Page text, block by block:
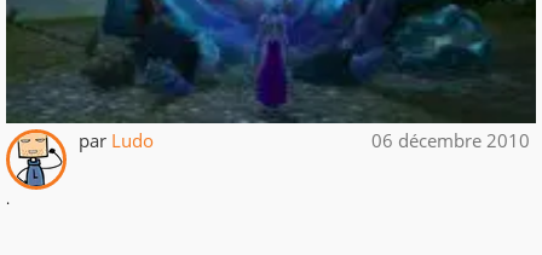
par Ludo 06 décembre 2010
.